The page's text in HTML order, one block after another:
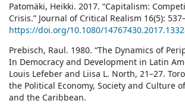
Patomäki, Heikki. 2017. “Capitalism:
Crisis.” Journal of Critical Realism 16(5):
https://doi.org/10.1080/
Prebisch, Raul. 1980. “The Dynamics of
In Democracy and Development in Latin
Louis Lefeber and Liisa L. North, 21–27.
the Political Economy, Society and Culture
and the Caribbean.